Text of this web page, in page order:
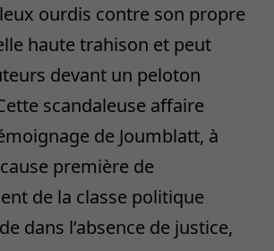
ourdis contre son propre
haute trahison et peut
devant un peloton
scandaleuse affaire
de Joumblatt, à
première de
de la classe politique
dans l’absence de justice,